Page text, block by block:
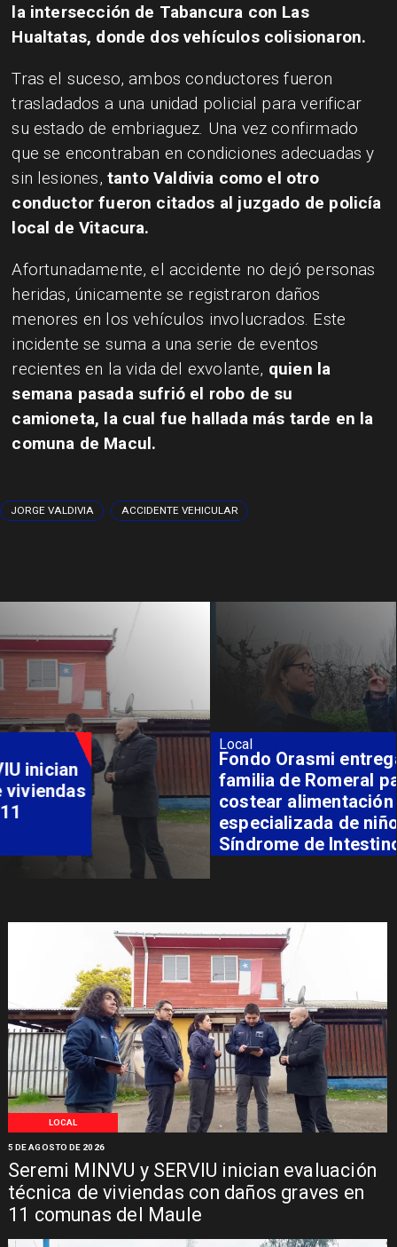
la intersección de Tabancura con Las
Hualtatas, donde dos vehículos colisionaron.
Tras el suceso, ambos conductores fueron
trasladados a una unidad policial para verificar
su estado de embriaguez. Una vez confirmado
que se encontraban en condiciones adecuadas y
sin lesiones, tanto Valdivia como el otro
conductor fueron citados al juzgado de policía
local de Vitacura.
Afortunadamente, el accidente no dejó personas
heridas, únicamente se registraron daños
menores en los vehículos involucrados. Este
incidente se suma a una serie de eventos
recientes en la vida del exvolante, quien la
semana pasada sufrió el robo de su
camioneta, la cual fue hallada más tarde en la
comuna de Macul.
JORGE VALDIVIA ACCIDENTE VEHICULAR
LOCAL
Seremi MINVU y SERVIU inician evaluación
técnica de viviendas con daños graves en
11 comunas del Maule
5 DE AGOSTO DE 2026
Fondo Orasmi entrega apoyo a
familia de Romeral para
costear alimentación
especializada de niño con
Síndrome de Intestino Corto